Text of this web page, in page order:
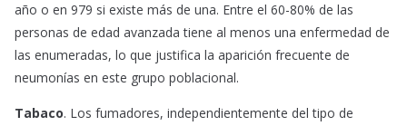
año o en 979 si existe más de una. Entre el 60-80% de las
personas de edad avanzada tiene al menos una enfermedad de
las enumeradas, lo que justifica la aparición frecuente de
neumonías en este grupo poblacional.
Tabaco. Los fumadores, independientemente del tipo de